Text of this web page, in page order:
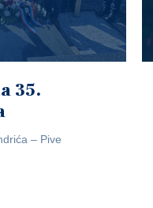
35.
– Pive